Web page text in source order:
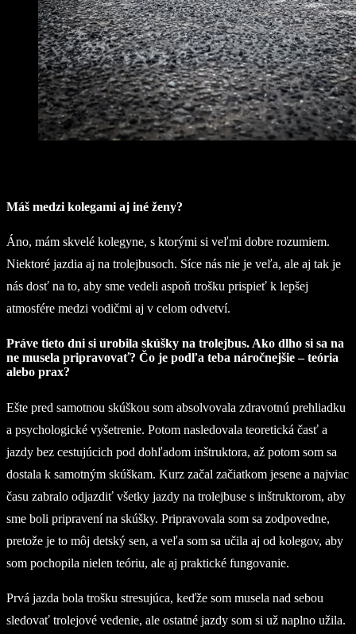
Máš medzi kolegami aj iné ženy?
Áno, mám skvelé kolegyne, s ktorými si veľmi dobre rozumiem.
Niektoré jazdia aj na trolejbusoch. Síce nás nie je veľa, ale aj tak je
nás dosť na to, aby sme vedeli aspoň trošku prispieť k lepšej
atmosfére medzi vodičmi aj v celom odvetví.
Práve tieto dni si urobila skúšky na trolejbus. Ako dlho si sa na
ne musela pripravovať? Čo je podľa teba náročnejšie – teória
alebo prax?
Ešte pred samotnou skúškou som absolvovala zdravotnú prehliadku
a psychologické vyšetrenie. Potom nasledovala teoretická časť a
jazdy bez cestujúcich pod dohľadom inštruktora, až potom som sa
dostala k samotným skúškam. Kurz začal začiatkom jesene a najviac
času zabralo odjazdiť všetky jazdy na trolejbuse s inštruktorom, aby
sme boli pripravení na skúšky. Pripravovala som sa zodpovedne,
pretože je to môj detský sen, a veľa som sa učila aj od kolegov, aby
som pochopila nielen teóriu, ale aj praktické fungovanie.
Prvá jazda bola trošku stresujúca, keďže som musela nad sebou
sledovať trolejové vedenie, ale ostatné jazdy som si už naplno užila.